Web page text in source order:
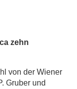
zehn
von der Wiener
Gruber und